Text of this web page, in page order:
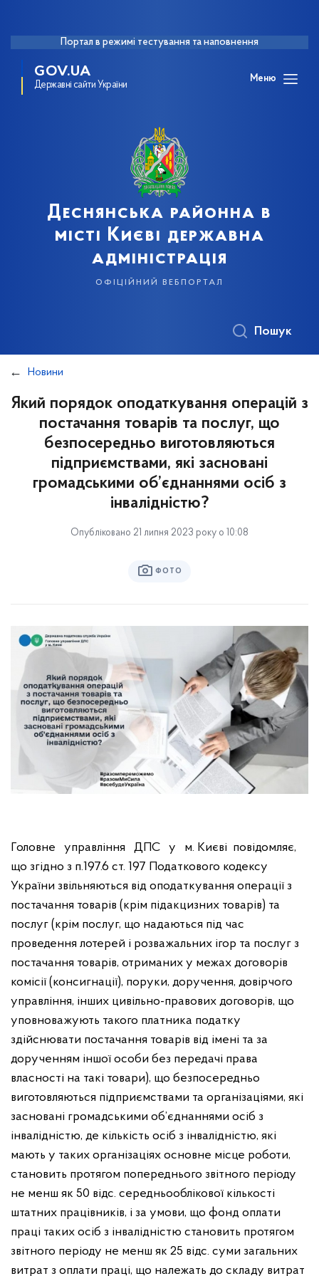
Портал в режимі тестування та наповнення
GOV.UA
Державні сайти України
Меню
Деснянська районна в
місті Києві державна
адміністрація
офіційний вебпортал
Пошук
Новини
Який порядок оподаткування операцій з
постачання товарів та послуг, що
безпосередньо виготовляються
підприємствами, які засновані
громадськими об’єднаннями осіб з
інвалідністю?
Опубліковано 21 липня 2023 року о 10:08
ФОТО
Головне управління ДПС у м. Києві повідомляє,
що згідно з п.197.6 ст. 197 Податкового кодексу
України звільняються від оподаткування операції з
постачання товарів (крім підакцизних товарів) та
послуг (крім послуг, що надаються під час
проведення лотерей і розважальних ігор та послуг з
постачання товарів, отриманих у межах договорів
комісії (консигнації), поруки, доручення, довірчого
управління, інших цивільно-правових договорів, що
уповноважують такого платника податку
здійснювати постачання товарів від імені та за
дорученням іншої особи без передачі права
власності на такі товари), що безпосередньо
виготовляються підприємствами та організаціями, які
засновані громадськими об’єднаннями осіб з
інвалідністю, де кількість осіб з інвалідністю, які
мають у таких організаціях основне місце роботи,
становить протягом попереднього звітного періоду
не менш як 50 відс. середньооблікової кількості
штатних працівників, і за умови, що фонд оплати
праці таких осіб з інвалідністю становить протягом
звітного періоду не менш як 25 відс. суми загальних
витрат з оплати праці, що належать до складу витрат